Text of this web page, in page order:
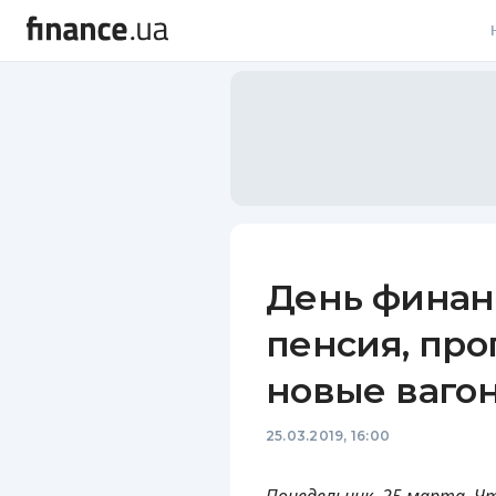
День
пенсия,
новые
25.03.2019, 16:00